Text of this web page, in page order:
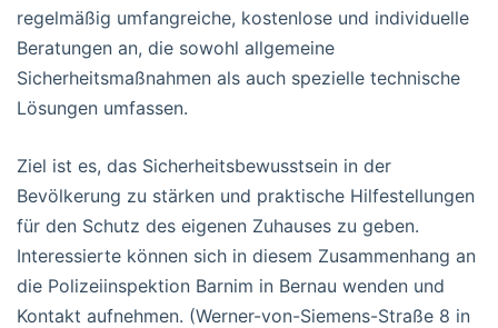
regelmäßig umfangreiche, kostenlose und individuelle
Beratungen an, die sowohl allgemeine
Sicherheitsmaßnahmen als auch spezielle technische
Lösungen umfassen.
Ziel ist es, das Sicherheitsbewusstsein in der
Bevölkerung zu stärken und praktische Hilfestellungen
für den Schutz des eigenen Zuhauses zu geben.
Interessierte können sich in diesem Zusammenhang an
die Polizeiinspektion Barnim in Bernau wenden und
Kontakt aufnehmen. (Werner-von-Siemens-Straße 8 in